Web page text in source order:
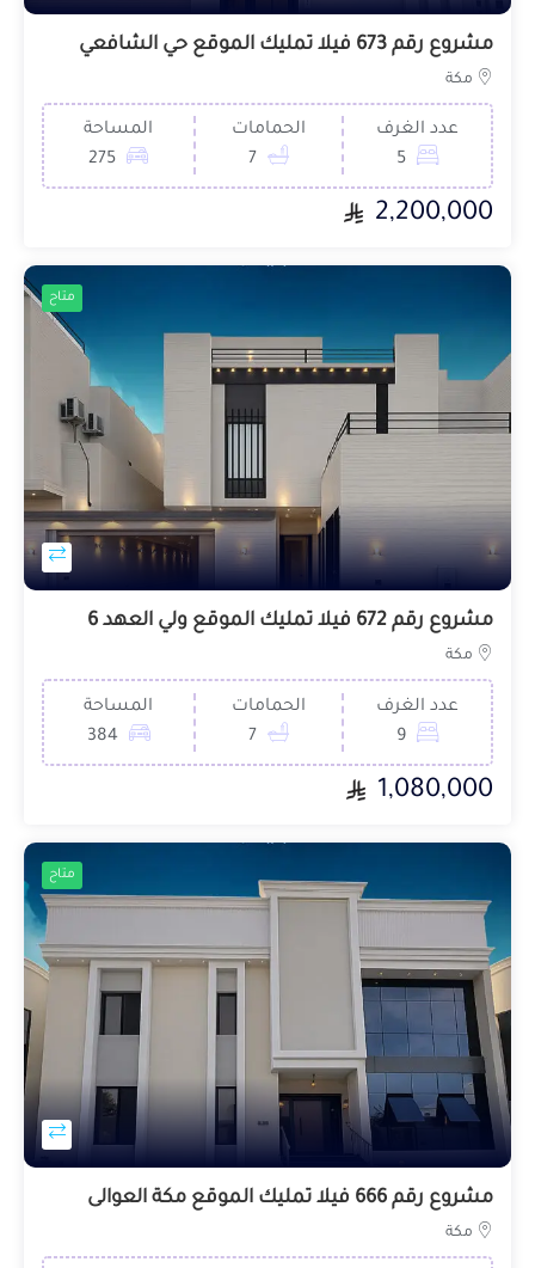
مشروع رقم 673 فيلا تمليك الموقع حي الشافعي
مكة
عدد الغرف
5
الحمامات
7
المساحة
275
2,200,000
متاح
مشروع رقم 672 فيلا تمليك الموقع ولي العهد 6
مكة
عدد الغرف
9
الحمامات
7
المساحة
384
1,080,000
متاح
مشروع رقم 666 فيلا تمليك الموقع مكة العوالى
مكة